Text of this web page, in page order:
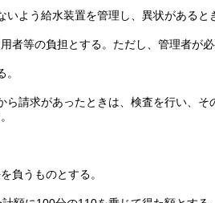
よう給水装置を管理し、異状がある
者等の負担とする。 ただし、管理者が
請求があったときは、検査を行い、そ
負うものとする。